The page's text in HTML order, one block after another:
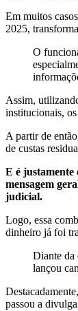
Em muitos
2025,
O
Assim,
institucionais,
A partir de
de custas
E é justamente
mensagem
judicial.
Logo, essa
dinheiro já foi
Diante da
lançou
passou a